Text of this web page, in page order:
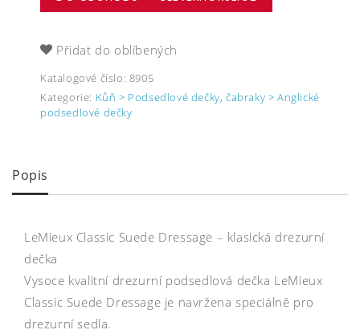
Přidat do oblíbených
Katalogové číslo: 8905
Kategorie: Kůň > Podsedlové dečky, čabraky > Anglické
podsedlové dečky
Popis
LeMieux Classic Suede Dressage – klasická drezurní
dečka
Vysoce kvalitní drezurní podsedlová dečka LeMieux
Classic Suede Dressage je navržena speciálně pro
drezurní sedla.